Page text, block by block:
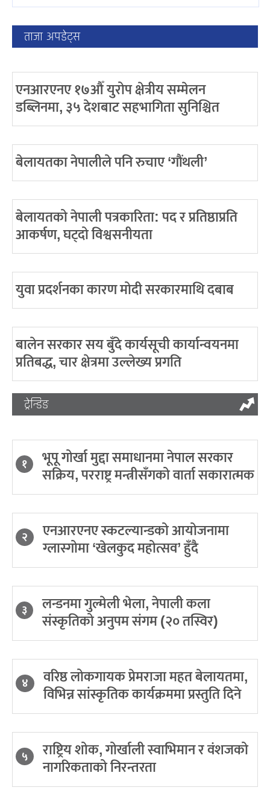
ताजा अपडेट्स
एनआरएनए १७औँ युरोप क्षेत्रीय सम्मेलन
डब्लिनमा, ३५ देशबाट सहभागिता सुनिश्चित
बेलायतका नेपालीले पनि रुचाए ‘गौंथली’
बेलायतको नेपाली पत्रकारिता: पद र प्रतिष्ठाप्रति
आकर्षण, घट्दो विश्वसनीयता
युवा प्रदर्शनका कारण मोदी सरकारमाथि दबाब
बालेन सरकार सय बुँदे कार्यसूची कार्यान्वयनमा
प्रतिबद्ध, चार क्षेत्रमा उल्लेख्य प्रगति
ट्रेन्डिङ
१ भूपू गोर्खा मुद्दा समाधानमा नेपाल सरकार
सक्रिय, परराष्ट्र मन्त्रीसँगको वार्ता सकारात्मक
२ एनआरएनए स्कटल्यान्डको आयोजनामा
ग्लास्गोमा ‘खेलकुद महोत्सव’ हुँदै
३ लन्डनमा गुल्मेली भेला, नेपाली कला
संस्कृतिको अनुपम संगम (२० तस्विर)
४ वरिष्ठ लोकगायक प्रेमराजा महत बेलायतमा,
विभिन्न सांस्कृतिक कार्यक्रममा प्रस्तुति दिने
५ राष्ट्रिय शोक, गोर्खाली स्वाभिमान र वंशजको
नागरिकताको निरन्तरता